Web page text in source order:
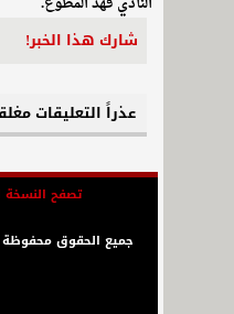
شارك هذا الخبر!
عذراً التعليقات
تصفح النسخة
جميع الحقوق محفوظة